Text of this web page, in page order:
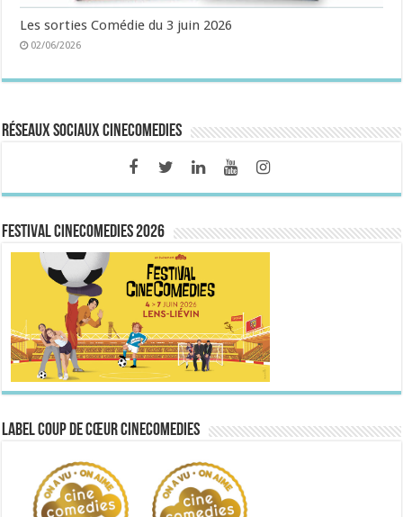
Les sorties Comédie du 3 juin 2026
02/06/2026
Réseaux sociaux CineComedies
FESTIVAL CINECOMEDIES 2026
Label Coup de Cœur CineComedies